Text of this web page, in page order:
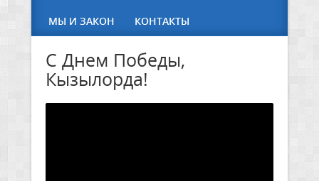
МЫ И ЗАКОН КОНТАКТЫ
С Днем Победы,
Кызылорда!